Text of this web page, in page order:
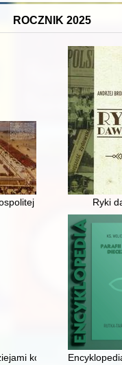
ROCZNIK 2025
Polskiej : historia i
Ryki
kobiet XIX wieku w